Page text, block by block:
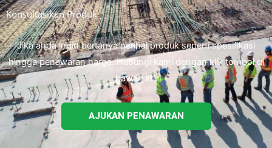
Konsultasikan Produk
Jika anda ingin bertanya perihal produk seperti spesifikasi
hingga penawaran harga. Hubungi kami dengan klik tombol di
bawah ini.
AJUKAN PENAWARAN